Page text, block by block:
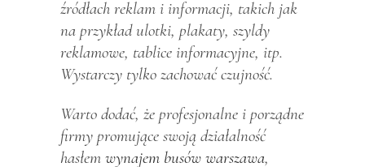
źródłach reklam i informacji, takich jak
na przykład ulotki, plakaty, szyldy
reklamowe, tablice informacyjne, itp.
Wystarczy tylko zachować czujność.
Warto dodać, że profesjonalne i porządne
firmy promujące swoją działalność
hasłem wynajem busów warszawa,